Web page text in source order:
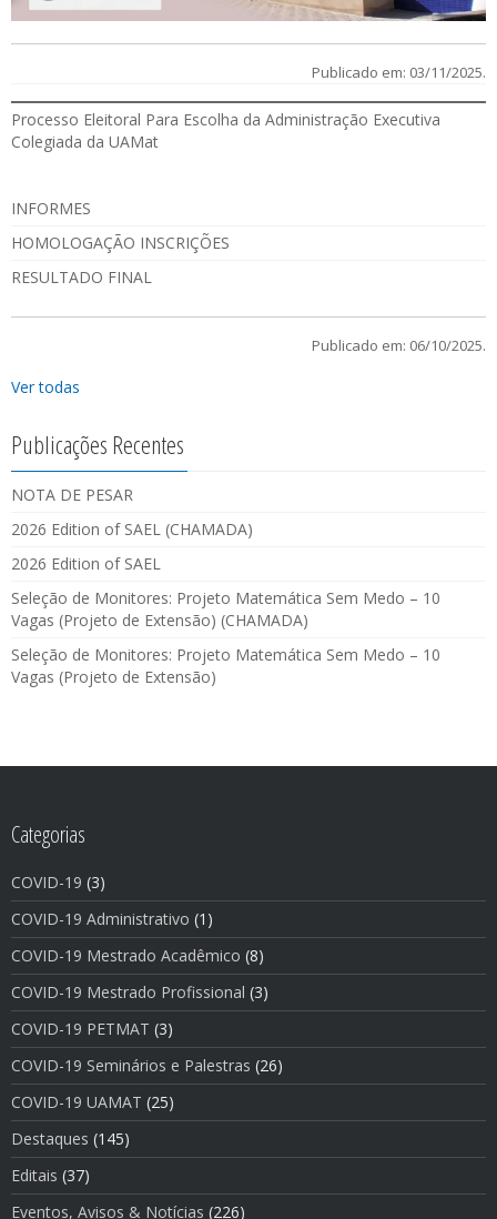
Publicado em: 03/11/2025.
Processo Eleitoral Para Escolha da Administração Executiva
Colegiada da UAMat
INFORMES
HOMOLOGAÇÃO INSCRIÇÕES
RESULTADO FINAL
Publicado em: 06/10/2025.
Ver todas
Publicações Recentes
NOTA DE PESAR
2026 Edition of SAEL (CHAMADA)
2026 Edition of SAEL
Seleção de Monitores: Projeto Matemática Sem Medo – 10
Vagas (Projeto de Extensão) (CHAMADA)
Seleção de Monitores: Projeto Matemática Sem Medo – 10
Vagas (Projeto de Extensão)
Categorias
COVID-19 (3)
COVID-19 Administrativo (1)
COVID-19 Mestrado Acadêmico (8)
COVID-19 Mestrado Profissional (3)
COVID-19 PETMAT (3)
COVID-19 Seminários e Palestras (26)
COVID-19 UAMAT (25)
Destaques (145)
Editais (37)
Eventos, Avisos & Notí­cias (226)